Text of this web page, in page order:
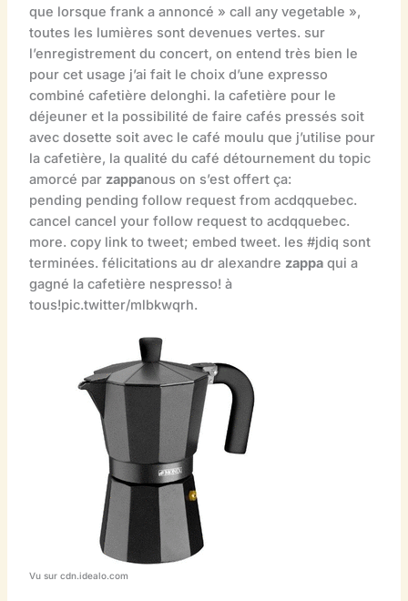
que lorsque frank a annoncé » call any vegetable »,
toutes les lumières sont devenues vertes. sur
l’enregistrement du concert, on entend très bien le
pour cet usage j’ai fait le choix d’une expresso
combiné cafetière delonghi. la cafetière pour le
déjeuner et la possibilité de faire cafés pressés soit
avec dosette soit avec le café moulu que j’utilise pour
la cafetière, la qualité du café détournement du topic
amorcé par zappanous on s’est offert ça:
pending pending follow request from acdqquebec.
cancel cancel your follow request to acdqquebec.
more. copy link to tweet; embed tweet. les #jdiq sont
terminées. félicitations au dr alexandre zappaqui a
gagné la cafetière nespresso! à
tous!pic.twitter/mlbkwqrh.
Vu sur cdn.idealo.com